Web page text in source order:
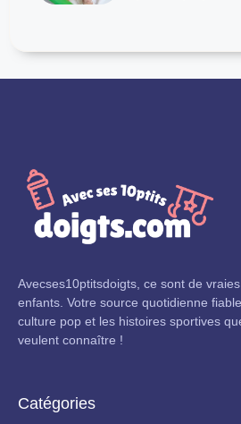
Avecses10ptitsdoigts, ce sont de
enfants. Votre source quotidienne
culture pop et les histoires sportives
veulent connaître !
Catégories